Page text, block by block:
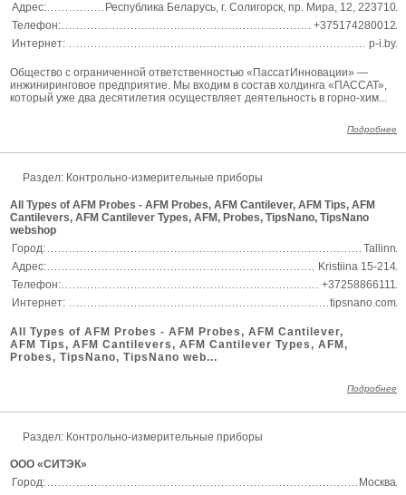
Адрес:
Республика Беларусь, г. Солигорск, пр. Мира, 12, 223710
Телефон:
+375174280012
Интернет:
p-i.by
Общество с ограниченной ответственностью «ПассатИнновации» —
инжиниринговое предприятие. Мы входим в состав холдинга «ПАССАТ»,
который уже два десятилетия осуществляет деятельность в горно-хим...
Подробнее
Раздел: Контрольно-измерительные приборы
All Types of AFM Probes - AFM Probes, AFM Cantilever, AFM Tips, AFM
Cantilevers, AFM Cantilever Types, AFM, Probes, TipsNano, TipsNano
webshop
Город:
Tallinn
Адрес:
Kristiina 15-214
Телефон:
+37258866111
Интернет:
tipsnano.com
All Types of AFM Probes - AFM Probes, AFM Cantilever,
AFM Tips, AFM Cantilevers, AFM Cantilever Types, AFM,
Probes, TipsNano, TipsNano web...
Подробнее
Раздел: Контрольно-измерительные приборы
ООО «СИТЭК»
Город:
Москва